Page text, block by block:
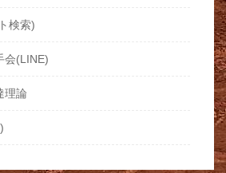
検索)
会(LINE)
理論